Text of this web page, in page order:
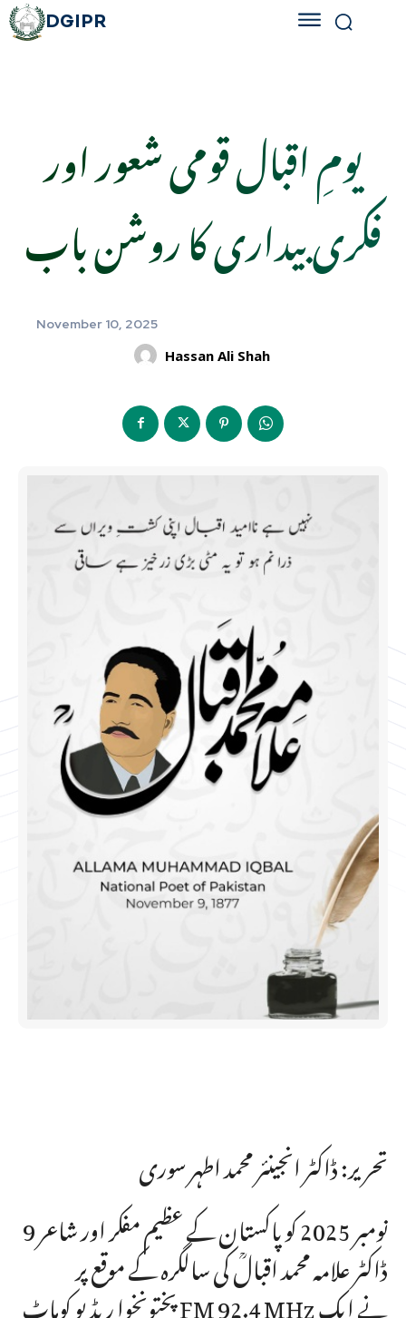
DGIPR
یومِ اقبال قومی شعور اور
فکری بیداری کا روشن باب
November 10, 2025
Hassan Ali Shah
تحریر: ڈاکٹر انجینئر محمد اطہر سوری
9 نومبر 2025 کو پاکستان کے عظیم مفکر اور شاعر
ڈاکٹر علامہ محمد اقبالؒ کی سالگرہ کے موقع پر
پختونخوا ریڈیو کوہاٹ FM 92.4 MHz نے ایک